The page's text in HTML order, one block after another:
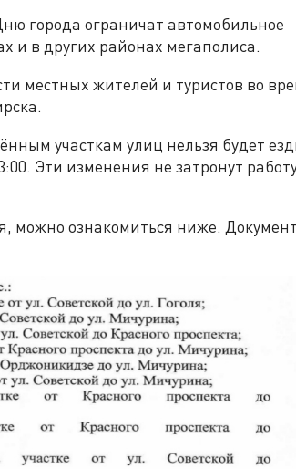
города ограничат автомобильное
и в других районах мегаполиса.
местных жителей и туристов во
участкам улиц нельзя будет
Эти изменения не затронут
можно ознакомиться ниже. Документ